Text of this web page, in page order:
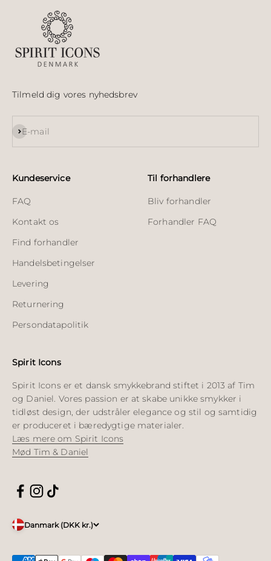
Tilmeld dig vores nyhedsbrev
E-mail
Abonnér
Kundeservice
FAQ
Kontakt os
Find forhandler
Handelsbetingelser
Levering
Returnering
Persondatapolitik
Til forhandlere
Bliv forhandler
Forhandler FAQ
Spirit Icons
Spirit Icons er et dansk smykkebrand stiftet i 2013 af Tim
og Daniel. Vores passion er at skabe unikke smykker i
tidløst design, der udstråler elegance og stil og samtidig
er produceret i bæredygtige materialer.
Læs mere om Spirit Icons
Mød Tim & Daniel
Danmark (DKK kr.)